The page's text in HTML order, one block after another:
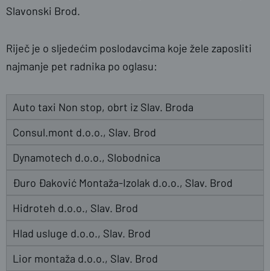
Ilustracija. Foto: pexels.com
Slavonski Brod.
Riječ je o sljedećim poslodavcima koje žele zaposliti
najmanje pet radnika po oglasu:
Auto taxi Non stop, obrt iz Slav. Broda
Consul.mont d.o.o., Slav. Brod
Dynamotech d.o.o., Slobodnica
Đuro Đaković Montaža-Izolak d.o.o., Slav. Brod
Hidroteh d.o.o., Slav. Brod
Hlad usluge d.o.o., Slav. Brod
Lior montaža d.o.o., Slav. Brod